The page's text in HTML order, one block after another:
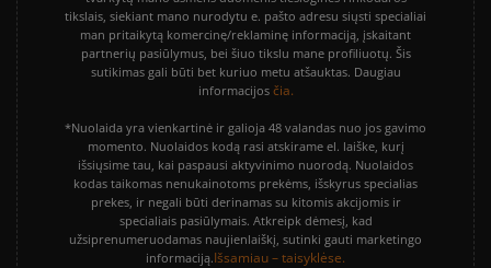
tikslais, siekiant mano nurodytu e. pašto adresu siųsti specialiai
man pritaikytą komercinę/reklaminę informaciją, įskaitant
partnerių pasiūlymus, bei šiuo tikslu mane profiliuotų. Šis
sutikimas gali būti bet kuriuo metu atšauktas. Daugiau
informacijos čia.
*Nuolaida yra vienkartinė ir galioja 48 valandas nuo jos gavimo
momento. Nuolaidos kodą rasi atskirame el. laiške, kurį
išsiųsime tau, kai paspausi aktyvinimo nuorodą. Nuolaidos
kodas taikomas nenukainotoms prekėms, išskyrus specialias
prekes, ir negali būti derinamas su kitomis akcijomis ir
specialiais pasiūlymais. Atkreipk dėmesį, kad
užsiprenumeruodamas naujienlaiškį, sutinki gauti marketingo
informaciją.Išsamiau – taisyklėse.